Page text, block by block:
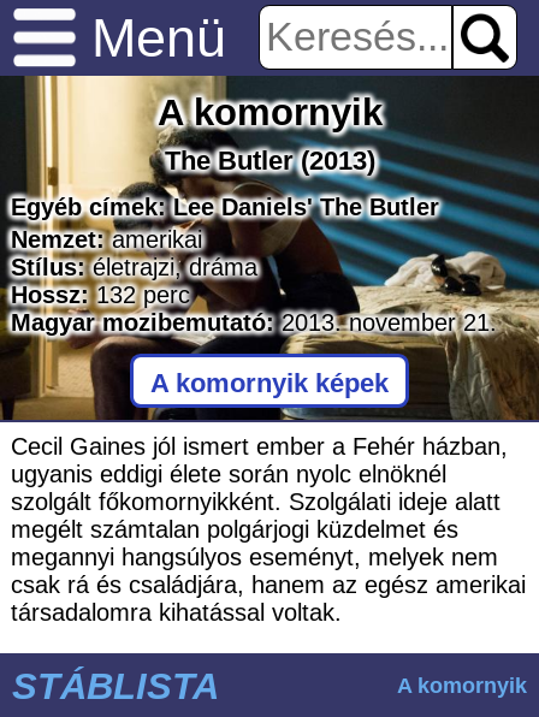
Menü
A komornyik
The Butler(2013)
Egyéb címek:Lee Daniels' The Butler
Nemzet: amerikai
Stílus: életrajzi,dráma
Hossz: 132perc
Magyar mozibemutató:2013. november 21.
A komornyik képek
Cecil Gaines jól ismert ember a Fehér házban,
ugyanis eddigi élete során nyolc elnöknél
szolgált főkomornyikként. Szolgálati ideje alatt
megélt számtalan polgárjogi küzdelmet és
megannyi hangsúlyos eseményt, melyek nem
csak rá és családjára, hanem az egész amerikai
társadalomra kihatással voltak.
STÁBLISTA A komornyik